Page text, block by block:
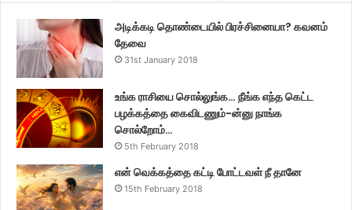
அடிக்கடி தொண்டையில் பிரச்சினையா? கவனம்
தேவை
31st January 2018
உங்க ராசியை சொல்லுங்க… நீங்க எந்த கெட்ட
பழக்கத்தை கைவிடணும்-ன்னு நாங்க
சொல்றோம்…
5th February 2018
என் வெக்கத்தை கட்டி போட்டவள் நீ தானே
15th February 2018